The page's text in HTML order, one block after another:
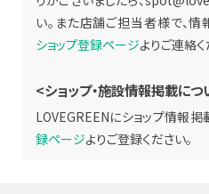
い。また店舗ご担当者様で、
ショップ登録ページよりご連絡く
<ショップ・施設情報掲載につ
LOVEGREENにショップ情報掲
録ページよりご登録ください。